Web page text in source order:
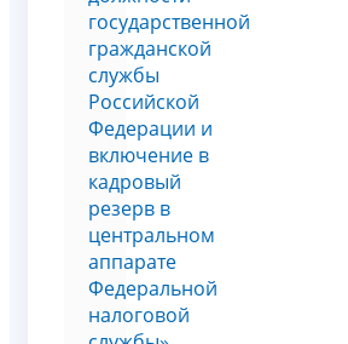
государственной
гражданской
службы
Российской
Федерации и
включение в
кадровый
резерв в
центральном
аппарате
Федеральной
налоговой